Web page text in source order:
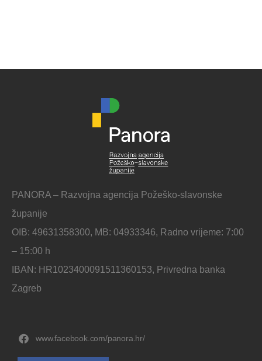
PANORA – Razvojna agencija Požeško-slavonske
županije
OIB: 49631358300, MB: 04933346, Radno vrijeme: 7:00
– 15:00 h
IBAN: HR1023400091511360153, Privredna banka
Zagreb
www.facebook.com/panora.hr/